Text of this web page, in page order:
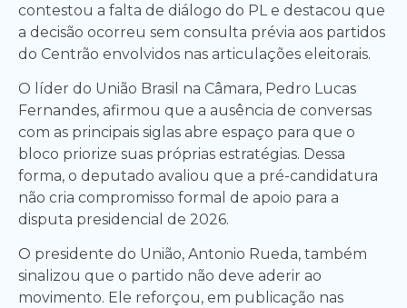
contestou a falta de diálogo do PL e destacou que
a decisão ocorreu sem consulta prévia aos partidos
do Centrão envolvidos nas articulações eleitorais.
O líder do União Brasil na Câmara, Pedro Lucas
Fernandes, afirmou que a ausência de conversas
com as principais siglas abre espaço para que o
bloco priorize suas próprias estratégias. Dessa
forma, o deputado avaliou que a pré-candidatura
não cria compromisso formal de apoio para a
disputa presidencial de 2026.
O presidente do União, Antonio Rueda, também
sinalizou que o partido não deve aderir ao
movimento. Ele reforçou, em publicação nas